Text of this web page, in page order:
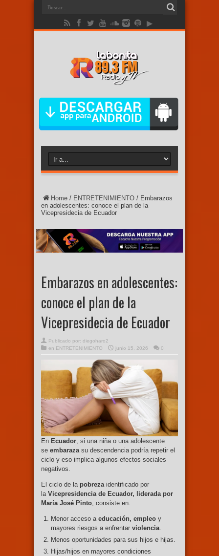
Home / ENTRETENIMIENTO / Embarazos
en adolescentes: conoce el plan de la
Vicepresidecia de Ecuador
Embarazos en adolescentes:
conoce el plan de la
Vicepresidecia de Ecuador
Publicado por: diegoharo2
en ENTRETENIMIENTO junio 15, 2026 0
En Ecuador , si una niña o una adolescente
se embaraza su descendencia podría repetir el
ciclo y eso implica algunos efectos sociales
negativos.
El ciclo de la pobreza identificado por
la Vicepresidencia de Ecuador, liderada por
María José Pinto , consiste en:
Menor acceso a educación, empleo y
mayores riesgos a enfrentar violencia
Menos oportunidades para sus hijos e hijas.
Hijas/hijos en mayores condiciones